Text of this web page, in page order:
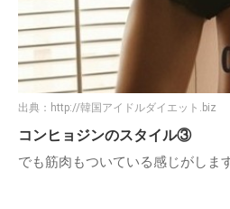
出典： http://韓国アイドルダイエット.biz
コンヒョジンのスタイル③
でも筋肉もついている感じがします